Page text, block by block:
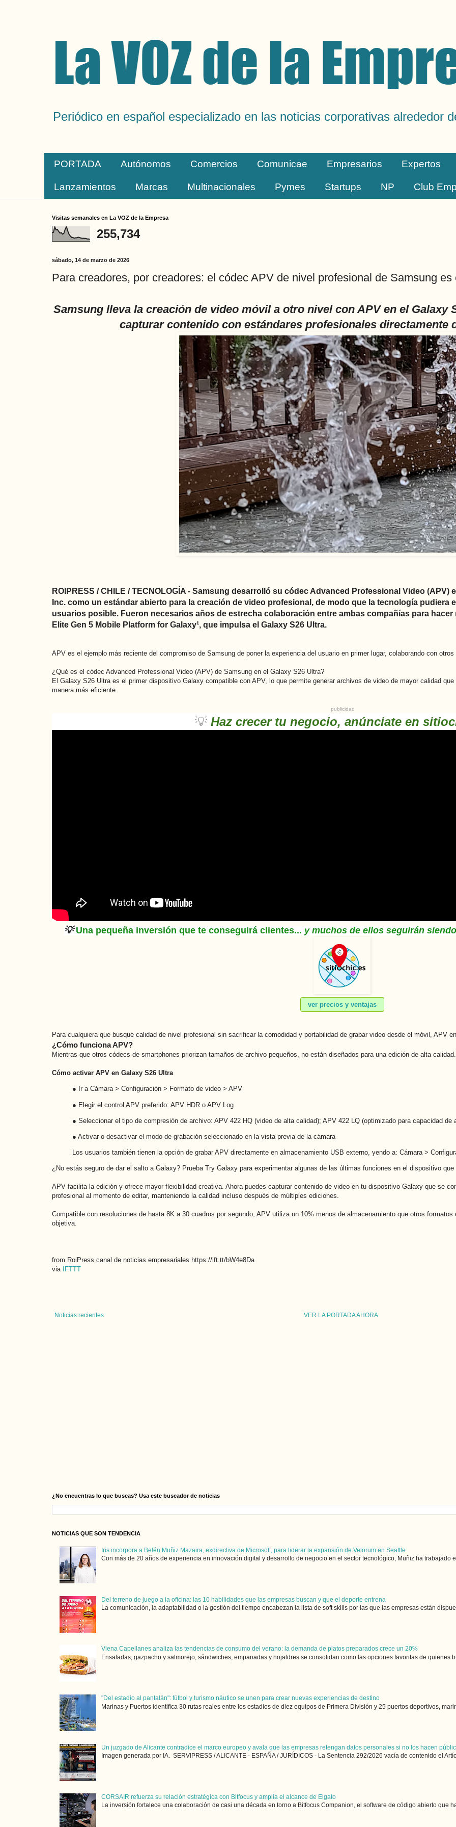
Periódico en español especializado en las noticias corporativas alrededor
PORTADA Autónomos Comercios Comunicae Empresarios Expertos
Lanzamientos Marcas Multinacionales Pymes Startups NP Club
Visitas semanales en La VOZ de la Empresa
255,734
sábado, 14 de marzo de 2026
Para creadores, por creadores: el códec APV de nivel profesional de Samsung
Samsung lleva la creación de video móvil a otro nivel con APV en el Galaxy
capturar contenido con estándares profesionales directamente
ROIPRESS / CHILE / TECNOLOGÍA - Samsung desarrolló su códec Advanced Professional Video
Inc. como un estándar abierto para la creación de video profesional, de modo que la tecnología pudiera
usuarios posible. Fueron necesarios años de estrecha colaboración entre ambas compañías para
Elite Gen 5 Mobile Platform for Galaxy¹, que impulsa el Galaxy S26 Ultra.
APV es el ejemplo más reciente del compromiso de Samsung de poner la experiencia del usuario en primer lugar, colaborando con
¿Qué es el códec Advanced Professional Video (APV) de Samsung en el Galaxy S26 Ultra?
El Galaxy S26 Ultra es el primer dispositivo Galaxy compatible con APV, lo que permite generar archivos de video de mayor calidad
manera más eficiente.
publicidad
💡 Haz crecer tu negocio, anúnciate en
💡Una pequeña inversión que te conseguirá clientes... y muchos de ellos seguirán
ver precios y ventajas
Para cualquiera que busque calidad de nivel profesional sin sacrificar la comodidad y portabilidad de grabar video desde el móvil, APV
¿Cómo funciona APV?
Mientras que otros códecs de smartphones priorizan tamaños de archivo pequeños, no están diseñados para una edición de alta calidad.
Cómo activar APV en Galaxy S26 Ultra
● Ir a Cámara > Configuración > Formato de video > APV
● Elegir el control APV preferido: APV HDR o APV Log
● Seleccionar el tipo de compresión de archivo: APV 422 HQ (video de alta calidad); APV 422 LQ (optimizado para capacidad
● Activar o desactivar el modo de grabación seleccionado en la vista previa de la cámara
Los usuarios también tienen la opción de grabar APV directamente en almacenamiento USB externo, yendo a: Cámara >
¿No estás seguro de dar el salto a Galaxy? Prueba Try Galaxy para experimentar algunas de las últimas funciones en el dispositivo
APV facilita la edición y ofrece mayor flexibilidad creativa. Ahora puedes capturar contenido de video en tu dispositivo Galaxy que se
profesional al momento de editar, manteniendo la calidad incluso después de múltiples ediciones.
Compatible con resoluciones de hasta 8K a 30 cuadros por segundo, APV utiliza un 10% menos de almacenamiento que otros
objetiva.
from RoiPress canal de noticias empresariales https://ift.tt/bW4e8Da
via IFTTT
Noticias recientes VER LA PORTADA AHORA
¿No encuentras lo que buscas? Usa este buscador de noticias
NOTICIAS QUE SON TENDENCIA
Iris incorpora a Belén Muñiz Mazaira, exdirectiva de Microsoft, para liderar la expansión de Velorum en Seattle
Con más de 20 años de experiencia en innovación digital y desarrollo de negocio en el sector tecnológico, Muñiz ha trabajado
Del terreno de juego a la oficina: las 10 habilidades que las empresas buscan y que el deporte entrena
La comunicación, la adaptabilidad o la gestión del tiempo encabezan la lista de soft skills por las que las empresas están
Viena Capellanes analiza las tendencias de consumo del verano: la demanda de platos preparados crece un 20%
Ensaladas, gazpacho y salmorejo, sándwiches, empanadas y hojaldres se consolidan como las opciones favoritas de quienes
"Del estadio al pantalán": fútbol y turismo náutico se unen para crear nuevas experiencias de destino
Marinas y Puertos identifica 30 rutas reales entre los estadios de diez equipos de Primera División y 25 puertos deportivos,
Un juzgado de Alicante contradice el marco europeo y avala que las empresas retengan datos personales si no los hacen
Imagen generada por IA. SERVIPRESS / ALICANTE - ESPAÑA / JURÍDICOS - La Sentencia 292/2026 vacía de contenido el
CORSAIR refuerza su relación estratégica con Bitfocus y amplía el alcance de Elgato
La inversión fortalece una colaboración de casi una década en torno a Bitfocus Companion, el software de código abierto que